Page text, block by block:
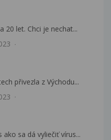
20 let. Chci je nechat...
přivezla z Východu...
sa dá vyliečiť vírus...